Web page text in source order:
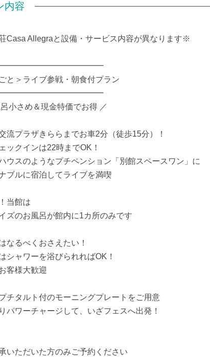
特徴 禁煙/インターネットができる部屋/ペット同室
内容
Casa Allegraと設備・サービス内容が異なります※
と＞ライブ参戦・朝食付プラン
呂小さめ＆現金特価でお得 ／
流プラザきららまでお車2分（徒歩15分）！
ックインは22時までOK！
ウスのようなプチペンション「別館スペースワン」に
ブルに宿泊してライブを満喫
当館は
ズのお風呂が館内に1カ所のみです
なるべくおさえたい！
シャワーを浴びられればOK！
客様大歓迎
チタルト付のモーニングプレートをご用意
パワーチャージして、いざフェスへ出発！
いただいた方のみご予約ください